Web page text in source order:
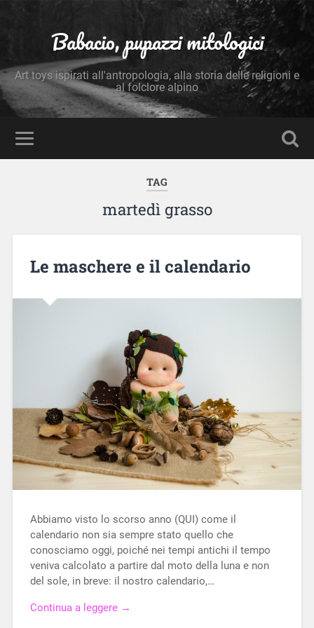
Babacio, pupazzi mitologici
Art toys ispirati all'antropologia, alla storia delle religioni e
al folclore alpino
TAG
martedì grasso
Le maschere e il calendario
Abbiamo visto lo scorso anno (QUI) come il
calendario non sia sempre stato quello che
conosciamo oggi, poiché nei tempi antichi il tempo
veniva calcolato a partire dal moto della luna e non
del sole, in breve: il nostro calendario,…
Continua a leggere →